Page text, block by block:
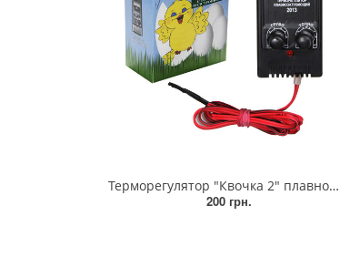
Терморегулятор "Квочка 2" плавнозагасаючий
200 грн.